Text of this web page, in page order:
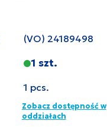
(VO) 24189498
1 szt.
1 pcs.
Zobacz dostępność w
oddziałach